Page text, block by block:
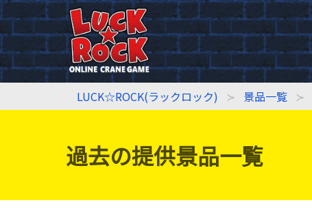
LUCK☆ROCK(ラックロック) 景品一覧
過去の提供景品一覧